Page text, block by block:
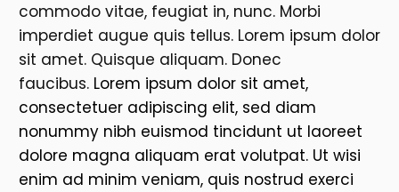
commodo vitae, feugiat in, nunc. Morbi
imperdiet augue quis tellus. Lorem ipsum dolor
sit amet. Quisque aliquam. Donec
faucibus. Lorem ipsum dolor sit amet,
consectetuer adipiscing elit, sed diam
nonummy nibh euismod tincidunt ut laoreet
dolore magna aliquam erat volutpat. Ut wisi
enim ad minim veniam, quis nostrud exerci